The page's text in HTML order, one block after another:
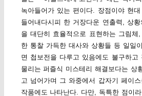
녹아들어가 있는 편이다. 장점이야 현
들어내다시피 한 거장다운 연출력, 상
을 대단히 효율적으로 표현하는 그림체
한 통찰 가득한 대사와 상황들 등 일일
면 첩보전을 다루고 있음에도 불구하고
물리는 퍼즐식 미스테리 해결보다는 상
고 넘어가며 그 와중에서 갑자기 페이
작품에도 나타난다. 다만, 독특한 점이